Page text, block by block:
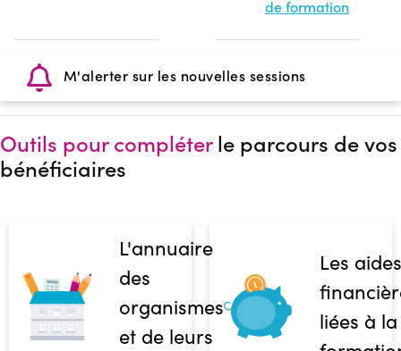
de formation
M'alerter sur les nouvelles sessions
Outils pour compléterle parcours de vos
bénéficiaires
L'annuaire
des
organismes
et de leurs
Les aides
liées à la